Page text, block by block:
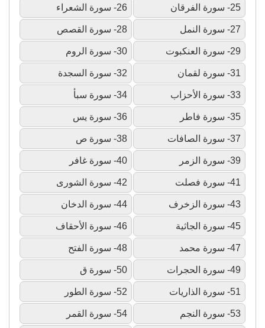
25- سورة الفرقان 26- سورة الشعراء
27- سورة النمل 28- سورة القصص
29- سورة العنكبوت 30- سورة الروم
31- سورة لقمان 32- سورة السجدة
33- سورة الأحزاب 34- سورة سبأ
35- سورة فاطر 36- سورة يس
37- سورة الصافات 38- سورة ص
39- سورة الزمر 40- سورة غافر
41- سورة فصلت 42- سورة الشورى
43- سورة الزخرف 44- سورة الدخان
45- سورة الجاثية 46- سورة الأحقاف
47- سورة محمد 48- سورة الفتح
49- سورة الحجرات 50- سورة ق
51- سورة الذاريات 52- سورة الطور
53- سورة النجم 54- سورة القمر